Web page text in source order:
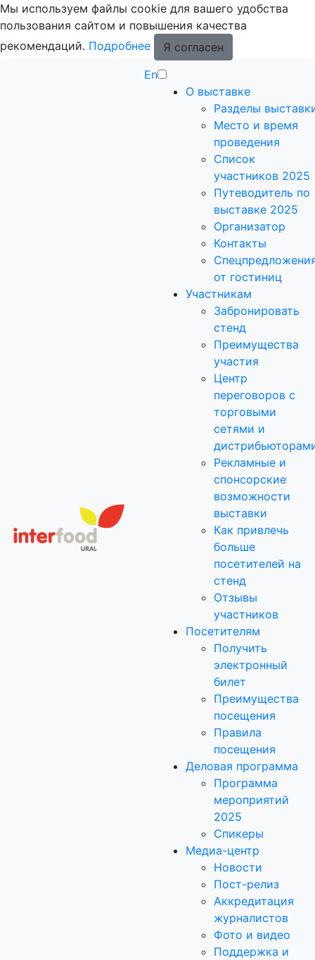
Мы используем файлы cookie для вашего удобства
пользования сайтом и повышения качества
рекомендаций. Подробнее
Я согласен
En
О выставке
Разделы
Место и время
проведения
Список
участников 2025
Путеводитель по
выставке 2025
Организатор
Контакты
от гостиниц
Участникам
Забронировать
стенд
Преимущества
участия
Центр
переговоров с
торговыми
сетями и
Рекламные и
спонсорские
возможности
выставки
Как привлечь
больше
посетителей на
стенд
Отзывы
участников
Посетителям
Получить
электронный
билет
Преимущества
посещения
Правила
посещения
Деловая программа
Программа
мероприятий
2025
Спикеры
Медиа-центр
Новости
Пост-релиз
Аккредитация
журналистов
Фото и видео
Поддержка и